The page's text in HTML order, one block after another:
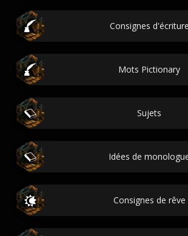
Consignes d'écriture
Mots Pictionary
Sujets
Idées de
Consignes de rêve